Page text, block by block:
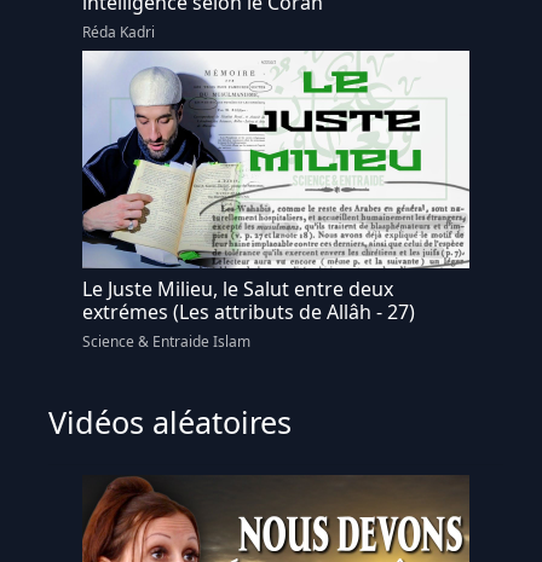
Réda Kadri
Le Juste Milieu, le Salut entre deux
extrémes (Les attributs de Allâh - 27)
Science & Entraide Islam
Vidéos aléatoires